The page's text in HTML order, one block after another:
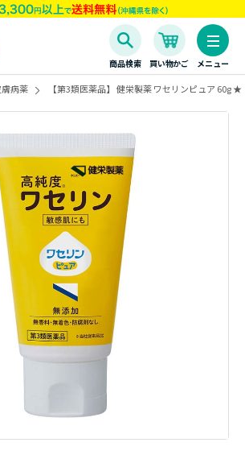
商品検索 買い物かご メニュー
膚病薬 【第3類医薬品】 健栄製薬 ワセリンピュア 60g ★